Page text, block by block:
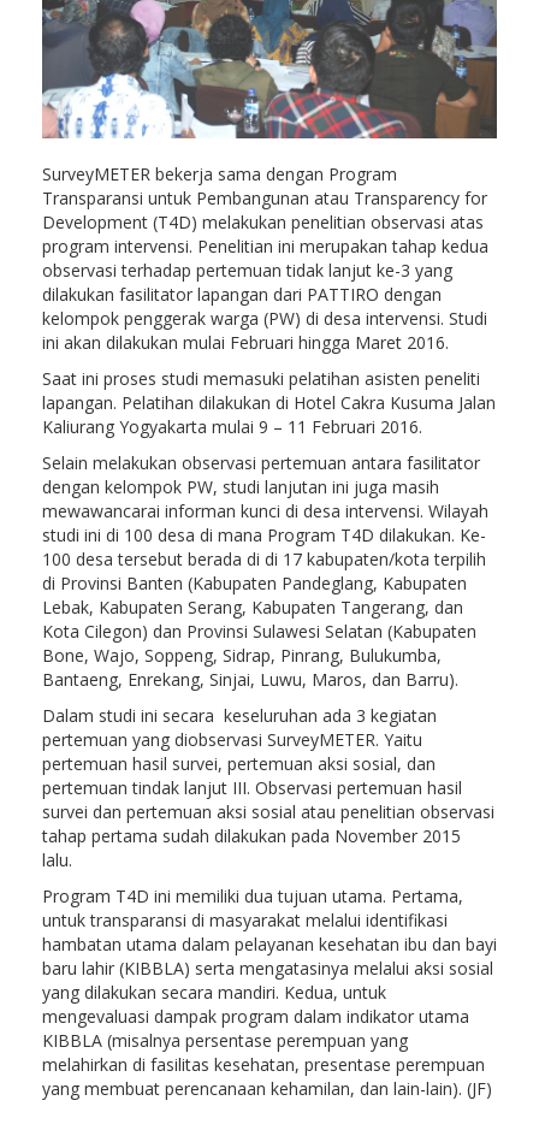
SurveyMETER bekerja sama dengan Program
Transparansi untuk Pembangunan atau Transparency for
Development (T4D) melakukan penelitian observasi atas
program intervensi. Penelitian ini merupakan tahap kedua
observasi terhadap pertemuan tidak lanjut ke-3 yang
dilakukan fasilitator lapangan dari PATTIRO dengan
kelompok penggerak warga (PW) di desa intervensi. Studi
ini akan dilakukan mulai Februari hingga Maret 2016.
Saat ini proses studi memasuki pelatihan asisten peneliti
lapangan. Pelatihan dilakukan di Hotel Cakra Kusuma Jalan
Kaliurang Yogyakarta mulai 9 – 11 Februari 2016.
Selain melakukan observasi pertemuan antara fasilitator
dengan kelompok PW, studi lanjutan ini juga masih
mewawancarai informan kunci di desa intervensi. Wilayah
studi ini di 100 desa di mana Program T4D dilakukan. Ke-
100 desa tersebut berada di di 17 kabupaten/kota terpilih
di Provinsi Banten (Kabupaten Pandeglang, Kabupaten
Lebak, Kabupaten Serang, Kabupaten Tangerang, dan
Kota Cilegon) dan Provinsi Sulawesi Selatan (Kabupaten
Bone, Wajo, Soppeng, Sidrap, Pinrang, Bulukumba,
Bantaeng, Enrekang, Sinjai, Luwu, Maros, dan Barru).
Dalam studi ini secara keseluruhan ada 3 kegiatan
pertemuan yang diobservasi SurveyMETER. Yaitu
pertemuan hasil survei, pertemuan aksi sosial, dan
pertemuan tindak lanjut III. Observasi pertemuan hasil
survei dan pertemuan aksi sosial atau penelitian observasi
tahap pertama sudah dilakukan pada November 2015
lalu.
Program T4D ini memiliki dua tujuan utama. Pertama,
untuk transparansi di masyarakat melalui identifikasi
hambatan utama dalam pelayanan kesehatan ibu dan bayi
baru lahir (KIBBLA) serta mengatasinya melalui aksi sosial
yang dilakukan secara mandiri. Kedua, untuk
mengevaluasi dampak program dalam indikator utama
KIBBLA (misalnya persentase perempuan yang
melahirkan di fasilitas kesehatan, presentase perempuan
yang membuat perencanaan kehamilan, dan lain-lain). (JF)